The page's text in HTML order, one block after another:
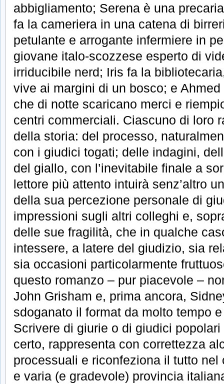
abbigliamento; Serena è una
fa la cameriera in una catena di
petulante e arrogante infermiere in
giovane italo-scozzese esperto di
irriducibile nerd; Iris fa la
vive ai margini di un bosco; e
che di notte scaricano merci e
centri commerciali. Ciascuno di loro
della storia: del processo,
con i giudici togati; delle indagini,
del giallo, con l’inevitabile finale a
lettore più attento intuirà senz’altro
della sua percezione personale di
impressioni sugli altri colleghi e,
delle sue fragilità, che in qualche
intessere, a latere del giudizio, sia
sia occasioni particolarmente
questo romanzo – pur piacevole –
John Grisham e, prima ancora,
sdoganato il format da molto tempo
Scrivere di giurie o di giudici
certo, rappresenta con correttezza
processuali e riconfeziona il tutto
e varia (e gradevole) provincia